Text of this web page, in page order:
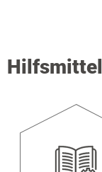
Hilfsmittel